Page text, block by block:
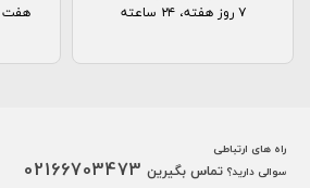
۷ روز ﻫﻔﺘﻪ، ۲۴ ﺳﺎﻋﺘﻪ هفت
راه های ارتباطی
سوالی دارید؟ تماس بگیرین 02166703473